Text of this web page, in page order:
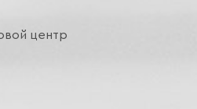
центр